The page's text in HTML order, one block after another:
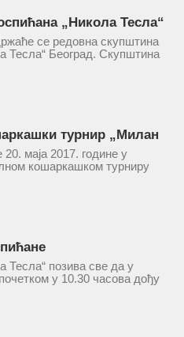
„Никола Тесла“
се редовна скупштина
Тесла“ Београд. Скупштина
„Тесла“, Савски трг бр.
је предложен...
турнир „Милан
20. маја 2017.
маја 2017. године у
кошаркашком турниру
и прошле године,
Осика, Плашког, као и
из...
Тесла“ позива све да у
у 10.30 часова дођу
Борчи (Улица Вука Караџића
за...